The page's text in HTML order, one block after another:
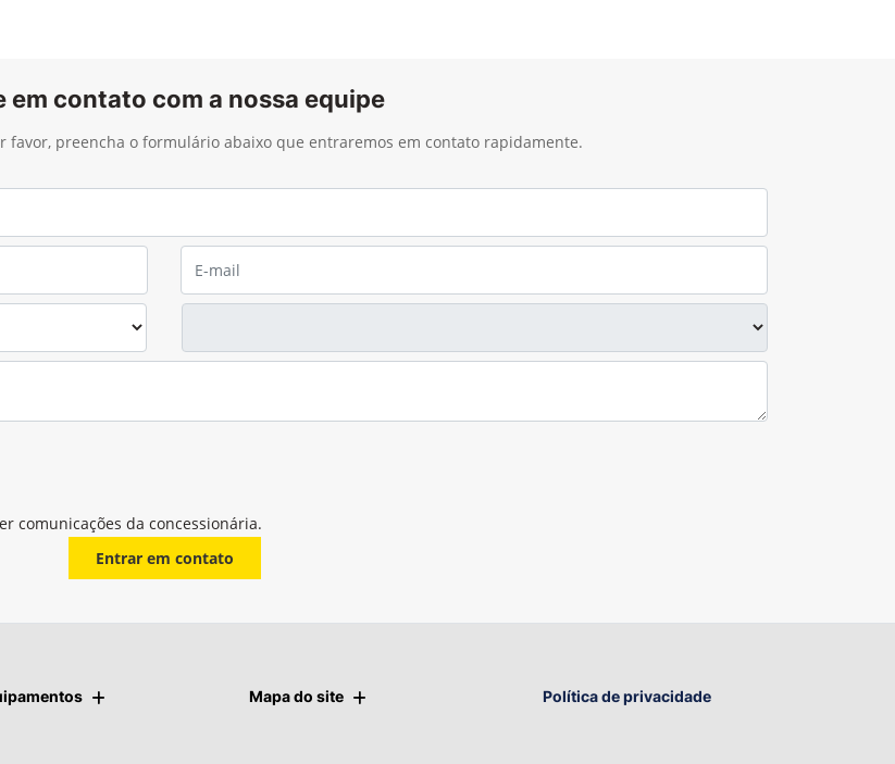
em contato com a nossa equipe
favor, preencha o formulário abaixo que entraremos em contato rapidamente.
comunicações da concessionária.
Entrar em contato
Mapa do site Política de privacidade